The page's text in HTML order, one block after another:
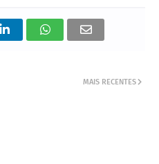
MAIS RECENTES